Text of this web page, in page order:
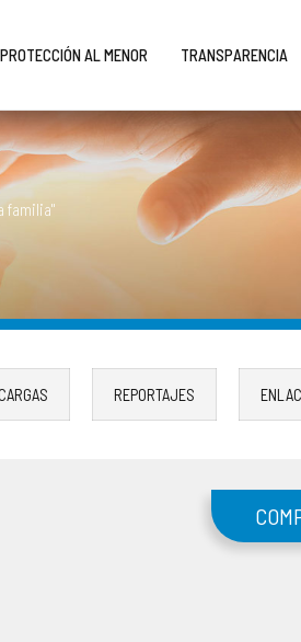
PROTECCIÓN AL MENOR TRANSPARENCIA
familia"
REPORTAJES